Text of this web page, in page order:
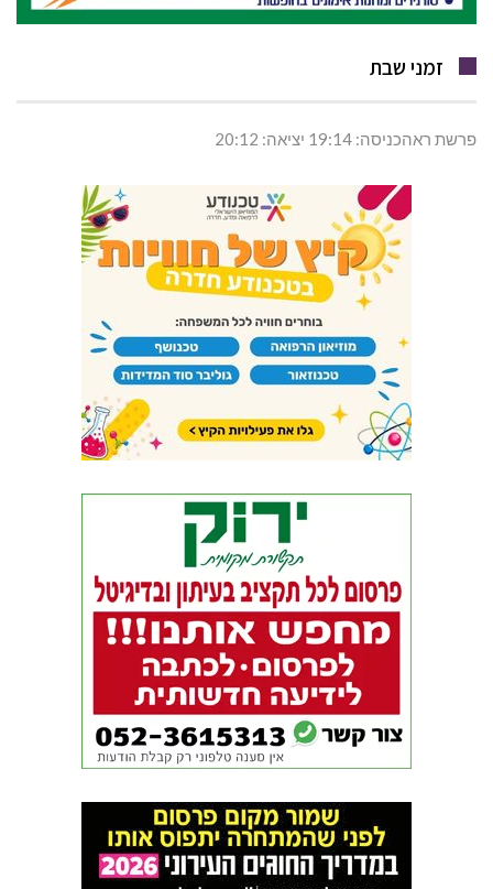
זמני שבת
פרשת ראהכניסה: 19:14 יציאה: 20:12